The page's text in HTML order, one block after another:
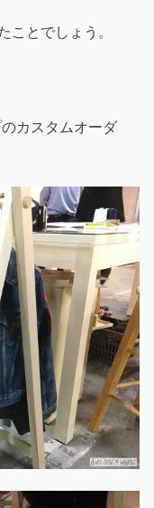
ことでしょう。
カスタムオーダ